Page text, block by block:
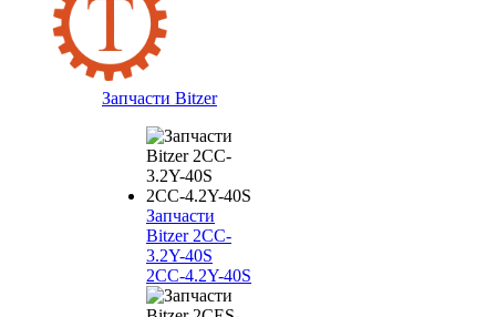
Запчасти Bitzer
Запчасти
Bitzer 2CC-
3.2Y-40S
2CC-4.2Y-40S